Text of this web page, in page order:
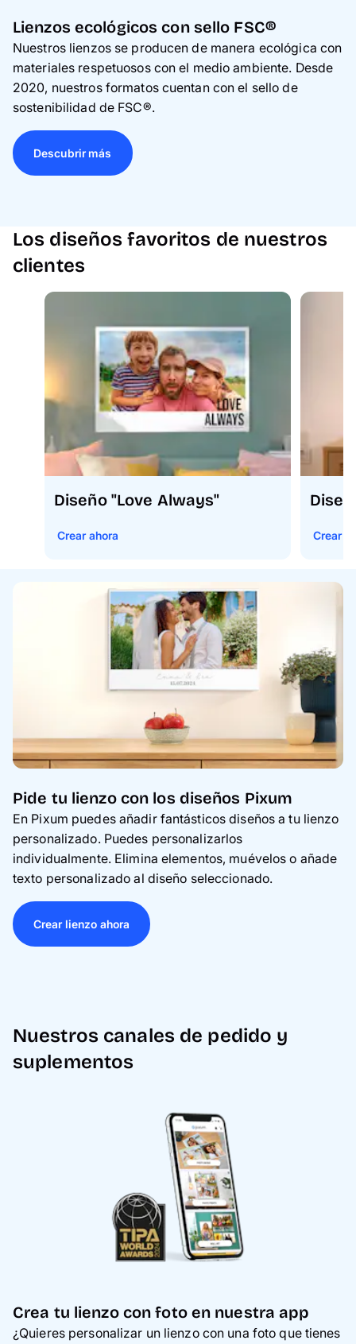
Lienzos ecológicos con sello FSC®
Nuestros lienzos se producen de manera ecológica con
materiales respetuosos con el medio ambiente. Desde
2020, nuestros formatos cuentan con el sello de
sostenibilidad de FSC®.
Descubrir más
Los diseños favoritos de nuestros
clientes
Diseño "Love Always"
Crear ahora Crear
Pide tu lienzo con los diseños Pixum
En Pixum puedes añadir fantásticos diseños a tu lienzo
personalizado. Puedes personalizarlos
individualmente. Elimina elementos, muévelos o añade
texto personalizado al diseño seleccionado.
Crear lienzo ahora
Nuestros canales de pedido y
suplementos
Crea tu lienzo con foto en nuestra app
¿Quieres personalizar un lienzo con una foto que tienes